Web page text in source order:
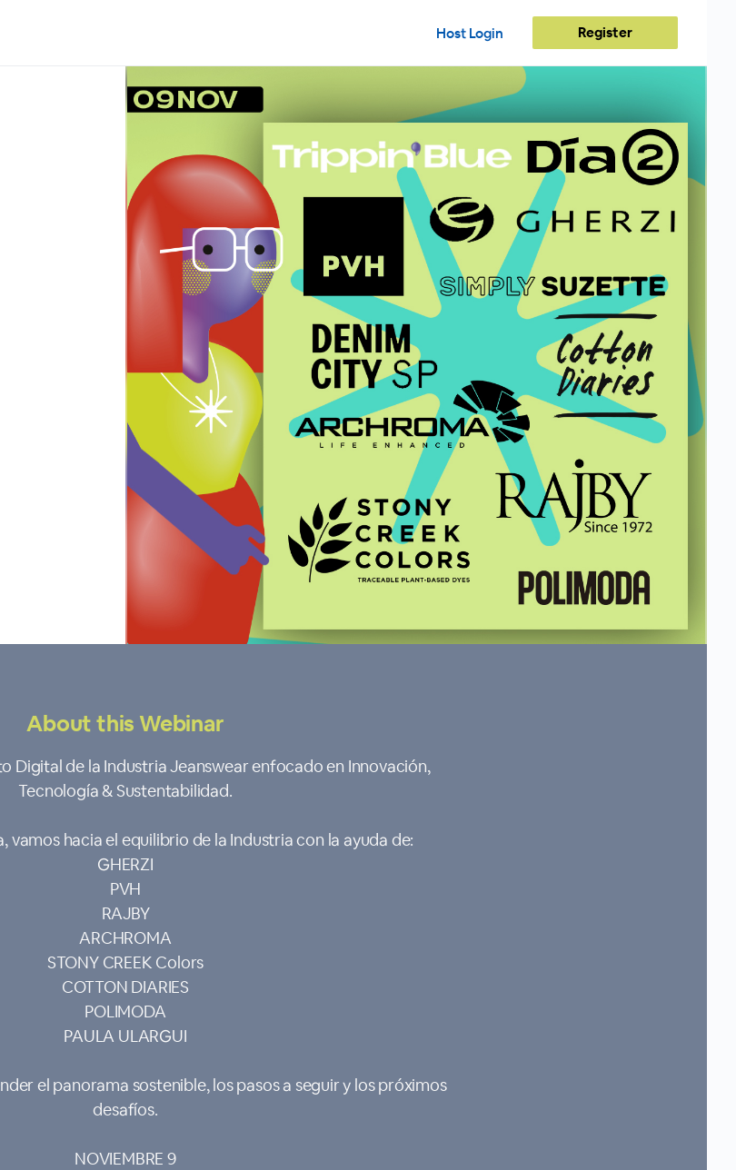
Host Login Register
About this Webinar
Digital de la Industria Jeanswear enfocado en Innovación,
Tecnología & Sustentabilidad.
vamos hacia el equilibrio de la Industria con la ayuda de:
GHERZI
PVH
RAJBY
ARCHROMA
STONY CREEK Colors
COTTON DIARIES
POLIMODA
PAULA ULARGUI
el panorama sostenible, los pasos a seguir y los próximos
desafíos.
NOVIEMBRE 9